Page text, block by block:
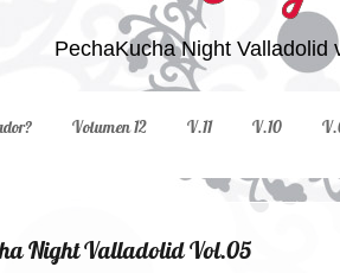
PechaKucha Night Valladolid
Volumen 12 V.11 V.10
Night Valladolid Vol.05